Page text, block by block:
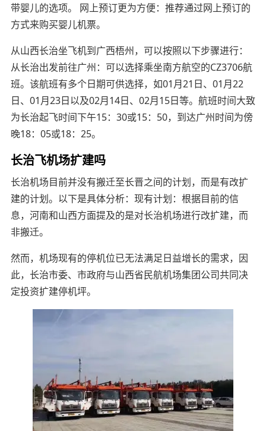
带婴儿的选项。 网上预订更为方便：推荐通过网上预订的
方式来购买婴儿机票。
从山西长治坐飞机到广西梧州，可以按照以下步骤进行：
从长治出发前往广州：可以选择乘坐南方航空的CZ3706航
班。该航班有多个日期可供选择，如01月21日、01月22
日、01月23日以及02月14日、02月15日等。航班时间大致
为长治起飞时间下午15：30或15：50，到达广州时间为傍
晚18：05或18：25。
长治飞机场扩建吗
长治机场目前并没有搬迁至长晋之间的计划，而是有改扩
建的计划。以下是具体分析：现有计划：根据目前的信
息，河南和山西方面提及的是对长治机场进行改扩建，而
非搬迁。
然而，机场现有的停机位已无法满足日益增长的需求，因
此，长治市委、市政府与山西省民航机场集团公司共同决
定投资扩建停机坪。